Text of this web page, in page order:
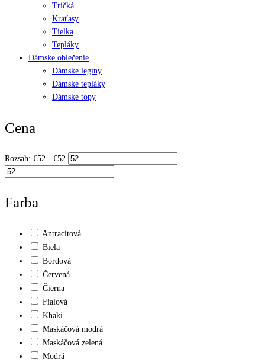
Tričká
Kraťasy
Tielka
Tepláky
Dámske oblečenie
Dámske legíny
Dámske tepláky
Dámske topy
Cena
Rozsah: €52 - €52
Farba
Antracitová
Biela
Bordová
Červená
Čierna
Fialová
Khaki
Maskáčová modrá
Maskáčová zelená
Modrá